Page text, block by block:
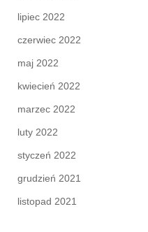
lipiec 2022
czerwiec 2022
maj 2022
kwiecień 2022
marzec 2022
luty 2022
styczeń 2022
grudzień 2021
listopad 2021